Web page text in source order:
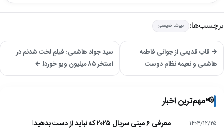
برچسب‌ها: نیوشا ضیغمی
→ قاب قدیمی از جوانی فاطمه
هاشمی و نعیمه نظام دوست
سید جواد هاشمی: فیلمِ لخت شدنم در
استخر ۸۵ میلیون ویو خورد! ←
📢مهم‌ترین اخبار
۱۴۰۴/۱۲/۲۵ معرفی ۶ مینی سریال ۲۰۲۵ که نباید از دست بدهید!